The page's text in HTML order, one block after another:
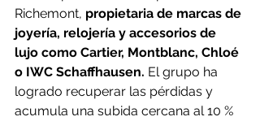
Richemont, propietaria de marcas de
joyería, relojería y accesorios de
lujo como Cartier, Montblanc, Chloé
o IWC Schaffhausen. El grupo ha
logrado recuperar las pérdidas y
acumula una subida cercana al 10 %